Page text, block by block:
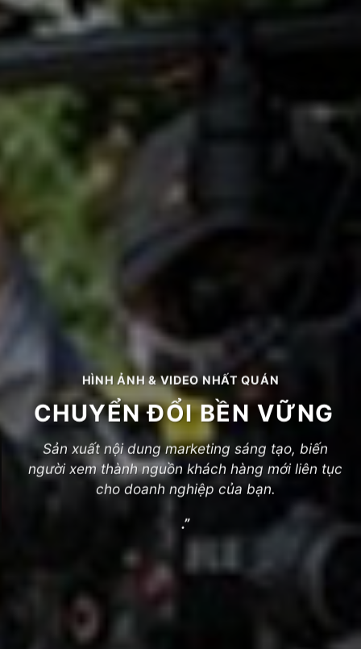
HÌNH ẢNH & VIDEO NHẤT QUÁN
CHUYỂN ĐỔI BỀN VỮNG
Sản xuất nội dung marketing sáng tạo, biến
người xem thành nguồn khách hàng mới liên tục
cho doanh nghiệp của bạn.
.”